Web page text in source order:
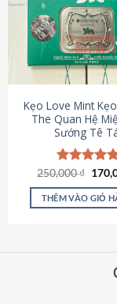
Kẹo Love Mint
The Quan Hệ
Sướng Tê
Được xếp
hạng5.00
5 sao
250,000₫ Giá
là:
THÊM VÀO GIỎ